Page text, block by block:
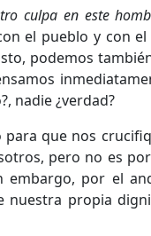
culpa en este
el pueblo y con
podemos
nadie ¿verdad?
que nos
pero no es
embargo, por el
propia